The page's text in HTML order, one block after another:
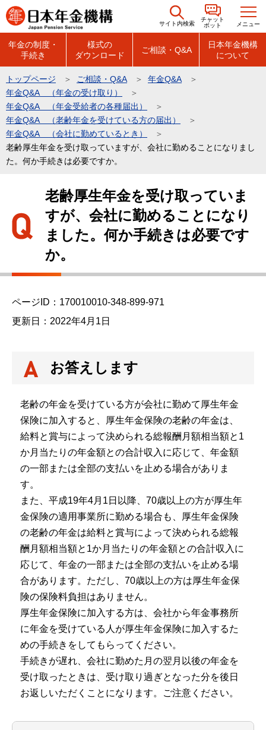
こ
の
の
先
頭
で
す
サイト内検索
チャット
ボット
メニュー
年金の制度・
手続き
様式の
ダウンロード
ご相談・Q&A
日本年金機構
について
トップページ ご相談・Q&A
年金Q&A
年金Q&A （年金の受け取り）
年金Q&A （年金受給者の各種届出）
年金Q&A （老齢年金を受けている方の届出）
年金Q&A （会社に勤めているとき）
老齢厚生年金を受け取っていますが、会社に勤めることになりまし
た。何か手続きは必要ですか。
老齢厚生年金を受け取っていま
すが、会社に勤めることになり
ました。何か手続きは必要です
か。
ページID：170010010-348-899-971
更新日：2022年4月1日
お答えします
老齢の年金を受けている方が会社に勤めて厚生年金
保険に加入すると、厚生年金保険の老齢の年金は、
給料と賞与によって決められる総報酬月額相当額と1
か月当たりの年金額との合計収入に応じて、年金額
の一部または全部の支払いを止める場合がありま
す。
また、平成19年4月1日以降、70歳以上の方が厚生年
金保険の適用事業所に勤める場合も、厚生年金保険
の老齢の年金は給料と賞与によって決められる総報
酬月額相当額と1か月当たりの年金額との合計収入に
応じて、年金の一部または全部の支払いを止める場
合があります。ただし、70歳以上の方は厚生年金保
険の保険料負担はありません。
厚生年金保険に加入する方は、会社から年金事務所
に年金を受けている人が厚生年金保険に加入するた
めの手続きをしてもらってください。
手続きが遅れ、会社に勤めた月の翌月以後の年金を
受け取ったときは、受け取り過ぎとなった分を後日
お返しいただくことになります。ご注意ください。